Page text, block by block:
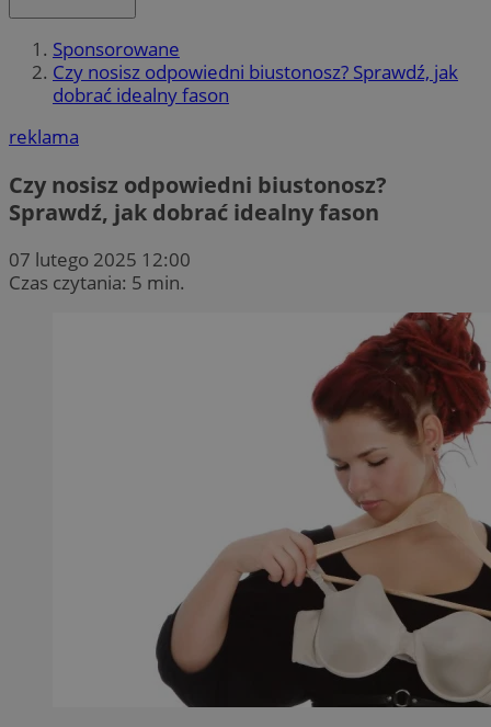
Sponsorowane
Czy nosisz odpowiedni biustonosz? Sprawdź, jak
dobrać idealny fason
reklama
Czy nosisz odpowiedni biustonosz?
Sprawdź, jak dobrać idealny fason
07 lutego 2025 12:00
Czas czytania: 5 min.